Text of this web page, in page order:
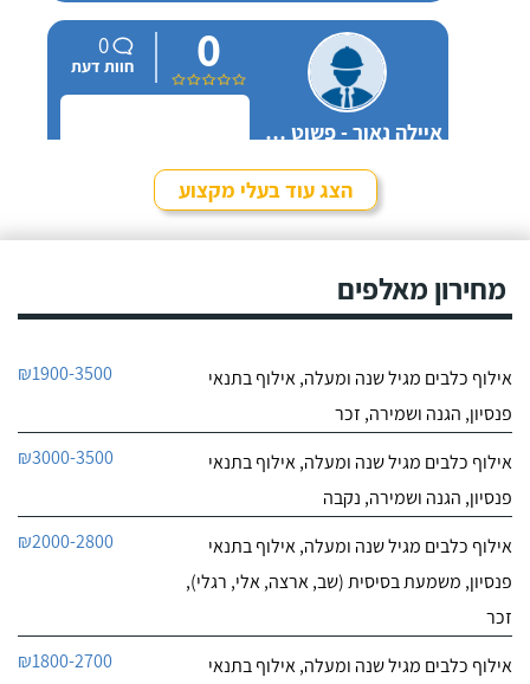
הביתה, היא הסבירה לנו
בדיוק במה זה כרוך כדי
שנהיה בטוחים שאנחנו
מוכנים לעשות את הצעד
איילה נאור - פשוט מאלפת בחיפה
0
0
חוות דעת
חייג עכשיו
ניצן אילוף כלבים על הכנרת
חייג עכשיו
הצג עוד בעלי מקצוע
מחירון מאלפים
אילוף כלבים מגיל שנה ומעלה, אילוף בתנאי
פנסיון, הגנה ושמירה, זכר
₪1900-3500
אילוף כלבים מגיל שנה ומעלה, אילוף בתנאי
פנסיון, הגנה ושמירה, נקבה
₪3000-3500
אילוף כלבים מגיל שנה ומעלה, אילוף בתנאי
פנסיון, משמעת בסיסית (שב, ארצה, אלי, רגלי),
זכר
₪2000-2800
אילוף כלבים מגיל שנה ומעלה, אילוף בתנאי
₪1800-2700